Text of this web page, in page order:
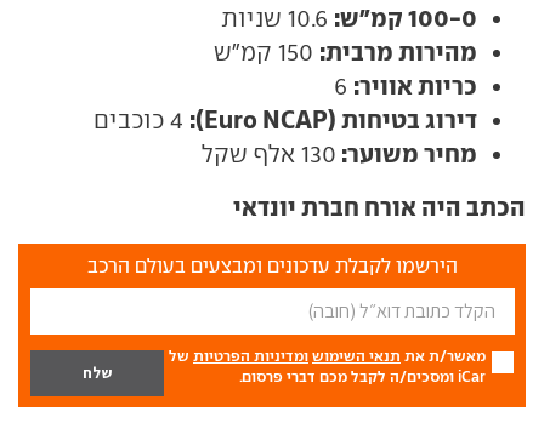
100-0 קמ"ש:
מהירות מרבית:
כריות אוויר:
דירוג בטיחות (Euro NCAP):
מחיר משוער: 130 אלף שקל
הכתב היה אורח חברת יונדאי
הירשמו לקבלת עדכונים ומבצעים בעולם הרכב
מאשר/ת את תנאי השימוש ומדיניות הפרטיות של
iCar ומסכים/ה לקבל מכם דברי פרסום.